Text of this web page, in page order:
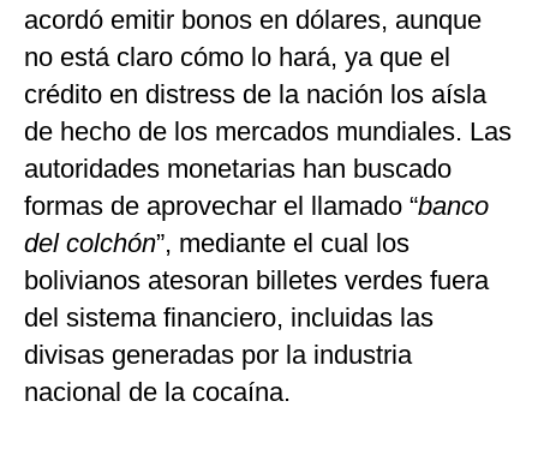
acordó emitir bonos en dólares, aunque
no está claro cómo lo hará, ya que el
crédito en distress de la nación los aísla
de hecho de los mercados mundiales. Las
autoridades monetarias han buscado
formas de aprovechar el llamado “banco
del colchón”, mediante el cual los
bolivianos atesoran billetes verdes fuera
del sistema financiero, incluidas las
divisas generadas por la industria
nacional de la cocaína.